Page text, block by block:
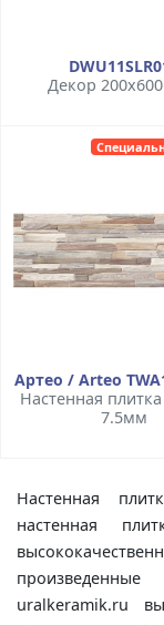
Декор
Артео / Arteo
Настенная
7.5мм
Настенная
настенная
uralkeramik.ru